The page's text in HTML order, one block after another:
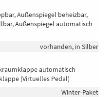
Außenspiegel beheizbar,
Außenspiegel automatisch
vorhanden, in Silber
automatisch
(Virtuelles Pedal)
Winter-Paket